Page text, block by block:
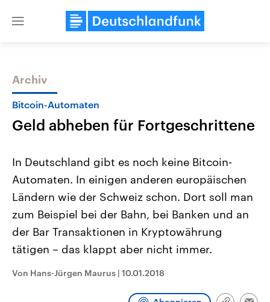
Close
Themen
Landtagswahl Sachsen-Anhalt
2026
Alle Informationen
Sachsen-Anhalt wählt am 6.
September 2026 einen neuen
Landtag. Seit 2021 wird das
Bundesland von einer Koalition aus
CDU, SPD und FDP regiert.-
Wahlprogramme, aktuelle Berichte
USA
Aktuelle Beiträge,
Hintergründe
Wirtschaftlich und
gehören die Vereinigten
aktuelle Weltgeschehen.
Archiv
Bitcoin-Automaten
Geld abheben für Fortgeschrittene
In Deutschland gibt es noch keine Bitcoin-
Automaten. In einigen anderen europäischen
Ländern wie der Schweiz schon. Dort soll man
zum Beispiel bei der Bahn, bei Banken und an
der Bar Transaktionen in Kryptowährung
tätigen – das klappt aber nicht immer.
Von Hans-Jürgen Maurus | 10.01.2018